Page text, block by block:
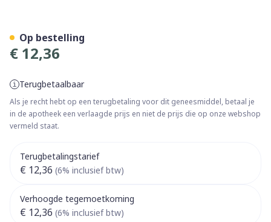
€ 12,36
Terugbetaalbaar
Als je recht hebt op een terugbetaling voor dit geneesmiddel, betaal je
in de apotheek een verlaagde prijs en niet de prijs die op onze webshop
vermeld staat.
Terugbetalingstarief
€ 12,36 (6% inclusief btw)
Verhoogde tegemoetkoming
€ 12,36 (6% inclusief btw)
Op bestelling